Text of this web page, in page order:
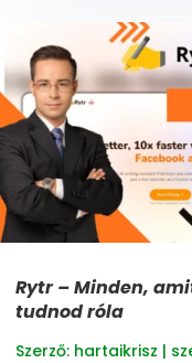
Rytr – Minden,
tudnod róla
Szerző: hartaikrisz |